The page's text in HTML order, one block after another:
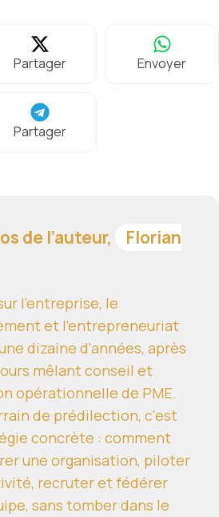
Partager Envoyer
Partager
de l’auteur,
Florian
l'entreprise, le
et l'entrepreneuriat
dizaine d'années, après
mêlant conseil et
opérationnelle de PME.
de prédilection, c'est
concrète : comment
une organisation, piloter
recruter et fédérer
sans tomber dans le